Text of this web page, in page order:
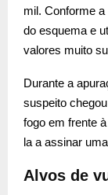
mil. Conforme
do esquema e
valores muito
Durante a
suspeito
fogo em frente
la a assinar
Alvos de